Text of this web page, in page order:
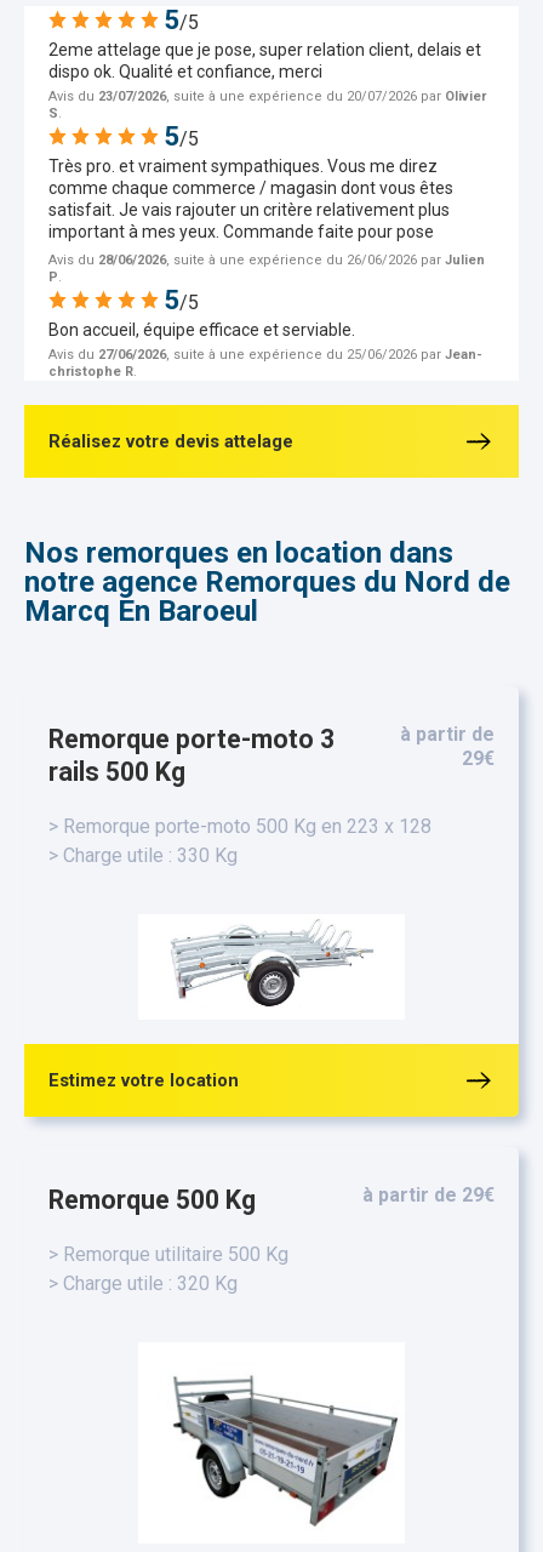
5/5
2eme attelage que je pose, super relation client, delais et
dispo ok. Qualité et confiance, merci
Avis du 23/07/2026, suite à une expérience du 20/07/2026 par Olivier
S.
5/5
Très pro. et vraiment sympathiques. Vous me direz
comme chaque commerce / magasin dont vous êtes
satisfait. Je vais rajouter un critère relativement plus
important à mes yeux. Commande faite pour pose
d'attelage 7 jours après. J'ai une galère qui arrive 4 jours
avant la pose. Ils ont réussi à me reprogrammer après
quelques "gymnastiques intellectuelles" à me
reprogrammer le même jour. Rien que pour ça, rien que
d'essayer de teouver une solution à mon problème, je
vous les recommande.
Avis du 28/06/2026, suite à une expérience du 26/06/2026 par Julien
P.
5/5
Bon accueil, équipe efficace et serviable.
Avis du 27/06/2026, suite à une expérience du 25/06/2026 par Jean-
christophe R.
Réalisez votre devis attelage
Nos remorques en location dans
notre agence Remorques du Nord de
Marcq En Baroeul
Remorque porte-moto 3
rails 500 Kg
à partir de
29€
> Remorque porte-moto 500 Kg en 223 x 128
> Charge utile : 330 Kg
Estimez votre location
Remorque 500 Kg à partir de 29€
> Remorque utilitaire 500 Kg
> Charge utile : 320 Kg